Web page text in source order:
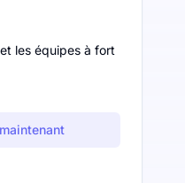
les équipes à fort